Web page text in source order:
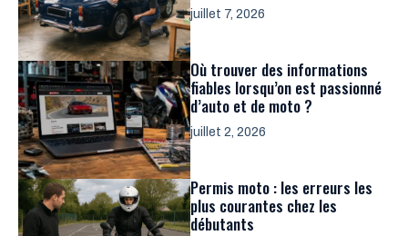
juillet 7, 2026
Où trouver des informations
fiables lorsqu’on est passionné
d’auto et de moto ?
juillet 2, 2026
Permis moto : les erreurs les
plus courantes chez les
débutants